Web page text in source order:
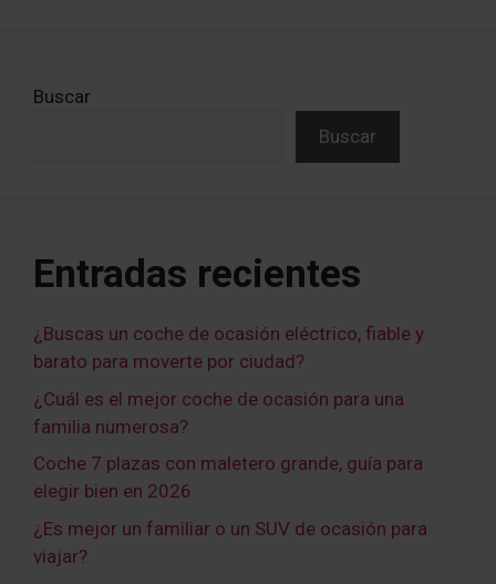
Buscar
Buscar
Entradas recientes
¿Buscas un coche de ocasión eléctrico, fiable y
barato para moverte por ciudad?
¿Cuál es el mejor coche de ocasión para una
familia numerosa?
Coche 7 plazas con maletero grande, guía para
elegir bien en 2026
¿Es mejor un familiar o un SUV de ocasión para
viajar?